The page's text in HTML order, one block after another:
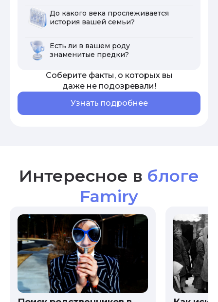
До какого века прослеживается
история вашей семьи?
Есть ли в вашем роду
знаменитые предки?
Соберите факты, о которых вы
даже не подозревали!
Узнать подробнее
Интересное в блоге
Famiry